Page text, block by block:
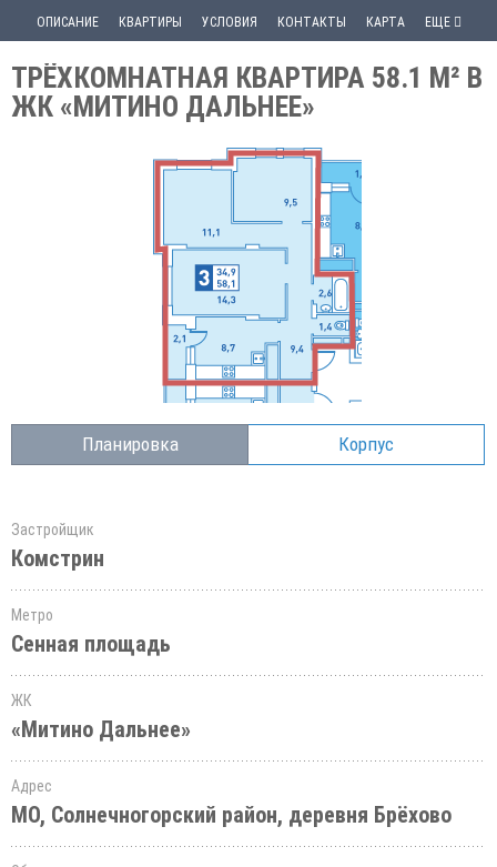
ОПИСАНИЕ КВАРТИРЫ УСЛОВИЯ КОНТАКТЫ КАРТА ЕЩЕ
ТРЁХКОМНАТНАЯ КВАРТИРА 58.1 М² В
ЖК «МИТИНО ДАЛЬНЕЕ»
Планировка Корпус
Застройщик
Комстрин
Метро
Сенная площадь
ЖК
«Митино Дальнее»
Адрес
МО, Солнечногорский район, деревня Брёхово